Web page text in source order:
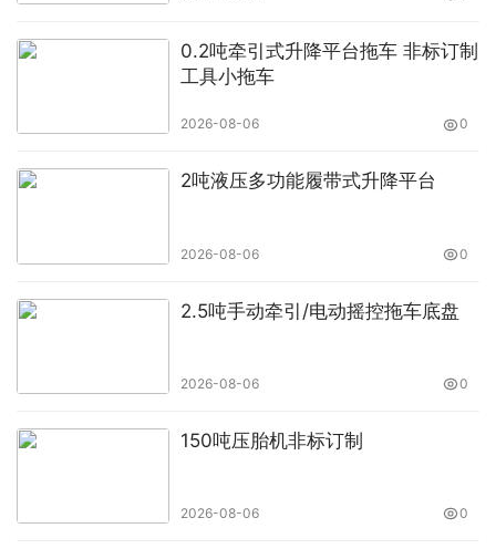
0.2吨牵引式升降平台拖车 非标订制
工具小拖车
2026-08-06 0
2吨液压多功能履带式升降平台
2026-08-06 0
2.5吨手动牵引/电动摇控拖车底盘
2026-08-06 0
150吨压胎机非标订制
2026-08-06 0